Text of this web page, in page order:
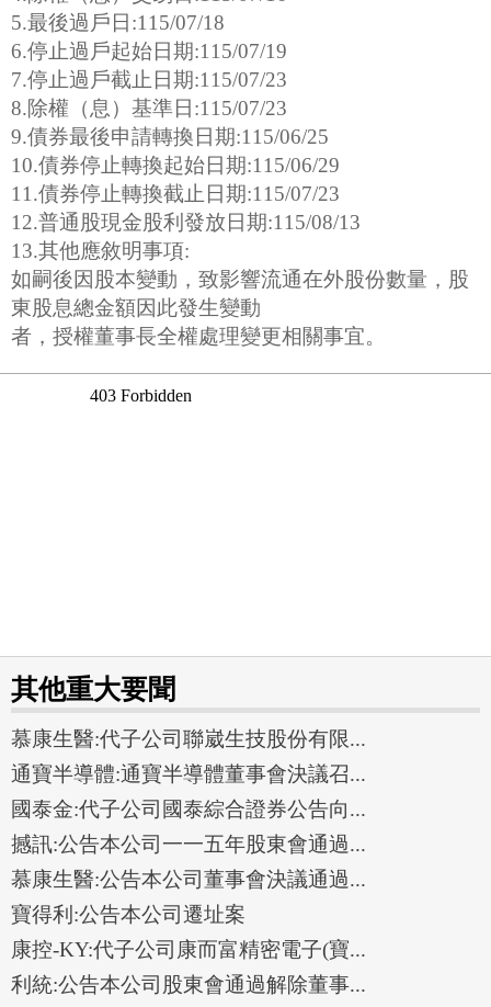
5.最後過戶日:115/07/18
6.停止過戶起始日期:115/07/19
7.停止過戶截止日期:115/07/23
8.除權（息）基準日:115/07/23
9.債券最後申請轉換日期:115/06/25
10.債券停止轉換起始日期:115/06/29
11.債券停止轉換截止日期:115/07/23
12.普通股現金股利發放日期:115/08/13
13.其他應敘明事項:
如嗣後因股本變動，致影響流通在外股份數量，股
東股息總金額因此發生變動
者，授權董事長全權處理變更相關事宜。
其他重大要聞
慕康生醫:代子公司聯崴生技股份有限...
通寶半導體:通寶半導體董事會決議召...
國泰金:代子公司國泰綜合證券公告向...
撼訊:公告本公司一一五年股東會通過...
慕康生醫:公告本公司董事會決議通過...
寶得利:公告本公司遷址案
康控-KY:代子公司康而富精密電子(寶...
利統:公告本公司股東會通過解除董事...